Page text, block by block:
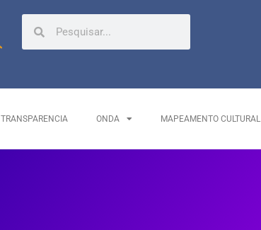
TRANSPARENCIA ONDA MAPEAMENTO CULTURAL